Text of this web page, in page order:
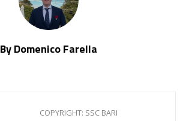
By Domenico Farella
COPYRIGHT: SSC BARI